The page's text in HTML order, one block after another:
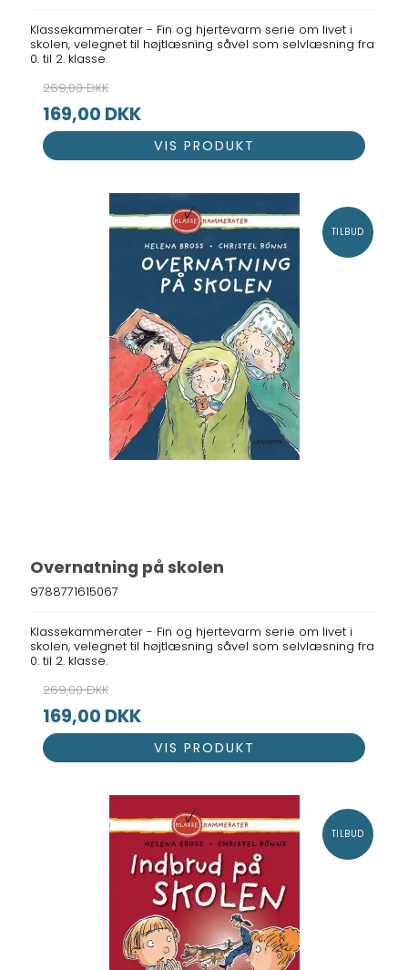
Klassekammerater - Fin og hjertevarm serie om livet i
skolen, velegnet til højtlæsning såvel som selvlæsning fra
0. til 2. klasse.
269,00 DKK
169,00 DKK
VIS PRODUKT
TILBUD
Overnatning på skolen
9788771615067
Klassekammerater - Fin og hjertevarm serie om livet i
skolen, velegnet til højtlæsning såvel som selvlæsning fra
0. til 2. klasse.
269,00 DKK
169,00 DKK
VIS PRODUKT
TILBUD